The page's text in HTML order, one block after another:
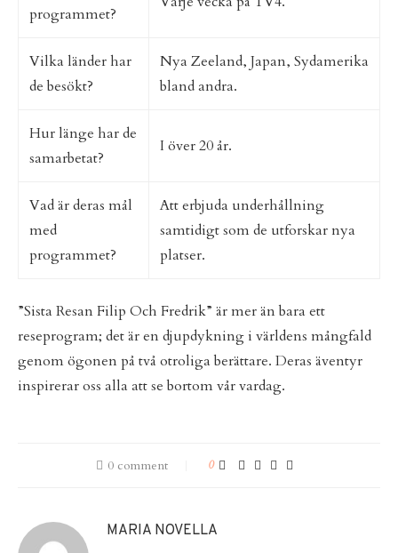
programmet?
Vilka länder har
de besökt?
Nya Zeeland, Japan, Sydamerika
bland andra.
Hur länge har de
samarbetat?
I över 20 år.
Vad är deras mål
med
programmet?
Att erbjuda underhållning
samtidigt som de utforskar nya
platser.
”Sista Resan Filip Och Fredrik” är mer än bara ett
reseprogram; det är en djupdykning i världens mångfald
genom ögonen på två otroliga berättare. Deras äventyr
inspirerar oss alla att se bortom vår vardag.
0 comment 0
MARIA NOVELLA